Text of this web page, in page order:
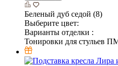
Беленый дуб седой (8)
Выберите цвет:
Варианты отделки :
Тонировки для стульев